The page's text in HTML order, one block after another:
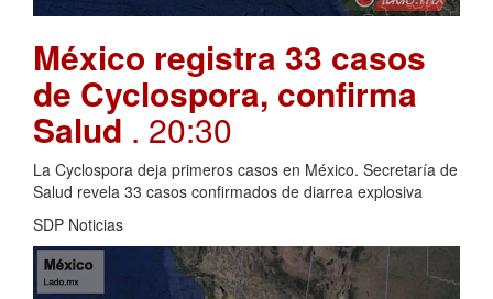
México registra 33 casos
de Cyclospora, confirma
Salud . 20:30
La Cyclospora deja primeros casos en México. Secretaría de
Salud revela 33 casos confirmados de diarrea explosiva
SDP Noticias